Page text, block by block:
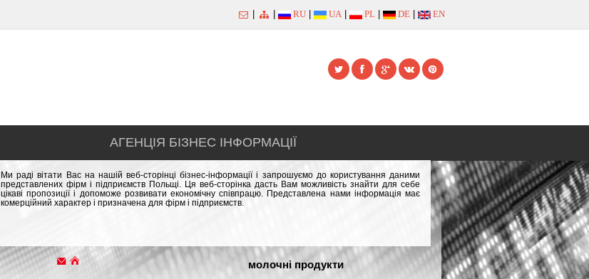
RU UA PL DE EN
АГЕНЦІЯ БІЗНЕС ІНФОРМАЦІЇ
Ми раді вітати Вас на нашій веб-сторінці бізнес-інформації і запрошуємо до користування даними
представлених фірм і підприємств Польщі. Ця веб-сторінка дасть Вам можливість знайти для себе
цікаві пропозиції і допоможе розвивати економічну співпрацю. Представлена нами інформація має
комерційний характер і призначена для фірм і підприємств.
молочні продукти